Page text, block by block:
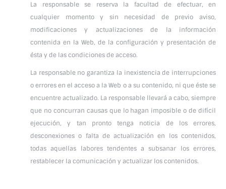
La responsable se reserva la facultad de efectuar, en
cualquier momento y sin necesidad de previo aviso,
modificaciones y actualizaciones de la información
contenida en la Web, de la configuración y presentación de
ésta y de las condiciones de acceso.
La responsable no garantiza la inexistencia de interrupciones
o errores en el acceso a la Web o a su contenido, ni que éste se
encuentre actualizado. La responsable llevará a cabo, siempre
que no concurran causas que lo hagan imposible o de difícil
ejecución, y tan pronto tenga noticia de los errores,
desconexiones o falta de actualización en los contenidos,
todas aquellas labores tendentes a subsanar los errores,
restablecer la comunicación y actualizar los contenidos.